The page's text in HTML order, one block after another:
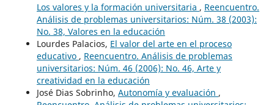
Los valores y la formación universitaria , Reencuentro.
Análisis de problemas universitarios: Núm. 38 (2003):
No. 38, Valores en la educación
Lourdes Palacios, El valor del arte en el proceso
educativo , Reencuentro. Análisis de problemas
universitarios: Núm. 46 (2006): No. 46, Arte y
creatividad en la educación
José Dias Sobrinho, Autonomía y evaluación ,